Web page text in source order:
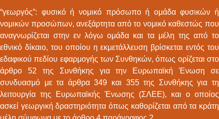
“γεωργός”: φυσικό ή νομικό πρόσωπο ή ομάδα φυσικών ή
νομικών προσώπων, ανεξάρτητα από το νομικό καθεστώς που
αναγνωρίζεται στην εν λόγω ομάδα και τα μέλη της από το
εθνικό δίκαιο, του οποίου η εκμετάλλευση βρίσκεται εντός του
εδαφικού πεδίου εφαρμογής των Συνθηκών, όπως ορίζεται στο
άρθρο 52 της Συνθήκης για την Ευρωπαϊκή Ένωση σε
συνδυασμό με τα άρθρα 349 και 355 της Συνθήκης για τη
λειτουργία της Ευρωπαϊκής Ένωσης (ΣΛΕΕ), και ο οποίος
ασκεί γεωργική δραστηριότητα όπως καθορίζεται από τα κράτη